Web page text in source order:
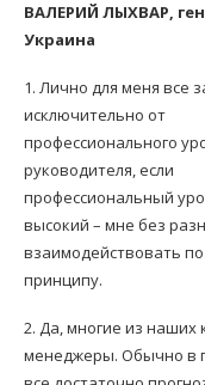
ВАЛЕРИЙ ЛЫХВАР,
Украина
1. Лично для меня все
исключительно от
профессионального
руководителя, если
профессиональный
высокий – мне без
взаимодействовать
принципу.
2. Да, многие из
менеджеры. Обычно в